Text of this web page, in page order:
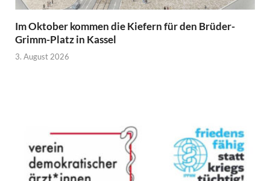
Im Oktober kommen die Kiefern für den Brüder-
Grimm-Platz in Kassel
3. August 2026